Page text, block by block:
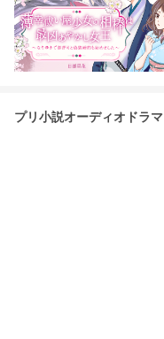
プリ小説オーディオドラマ